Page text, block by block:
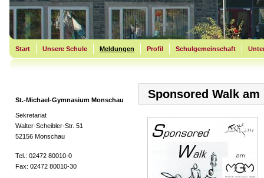
Sponsored Walk am
St.-Michael-Gymnasium Monschau
Sekretariat
Walter-Scheibler-Str. 51
52156 Monschau
Tel.: 02472 80010-0
Fax: 02472 80010-30
Start Unsere Schule Meldungen Profil Schulgemeinschaft